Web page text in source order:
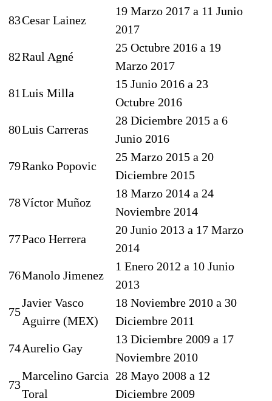
83Cesar Lainez
19 Marzo 2017 a 11 Junio
2017
82Raul Agné
25 Octubre 2016 a 19
Marzo 2017
81 Luis Milla
15 Junio 2016 a 23
Octubre 2016
80Luis Carreras
28 Diciembre 2015 a 6
Junio 2016
79Ranko Popovic
25 Marzo 2015 a 20
Diciembre 2015
78Víctor Muñoz
18 Marzo 2014 a 24
Noviembre 2014
77Paco Herrera
20 Junio 2013 a 17 Marzo
2014
76Manolo Jimenez
1 Enero 2012 a 10 Junio
2013
75
Javier Vasco
Aguirre (MEX)
18 Noviembre 2010 a 30
Diciembre 2011
74Aurelio Gay
13 Diciembre 2009 a 17
Noviembre 2010
73
Marcelino Garcia
Toral
28 Mayo 2008 a 12
Diciembre 2009